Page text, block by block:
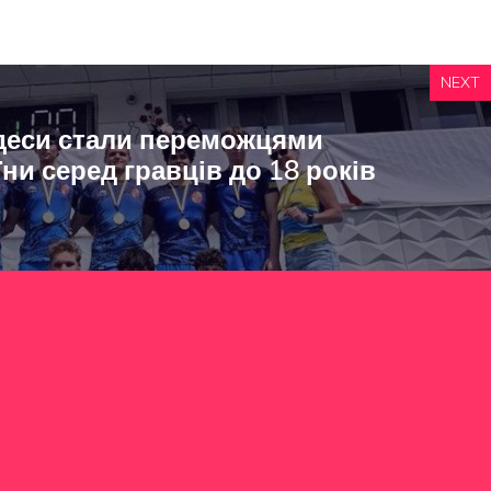
NEXT
стали переможцями
серед гравців до 18 років